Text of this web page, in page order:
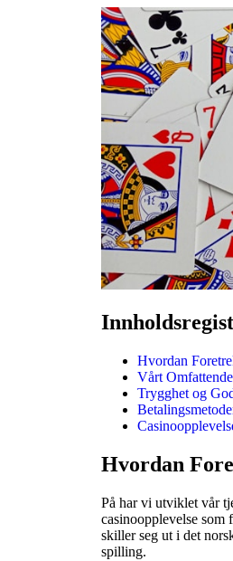
Hvordan
Vårt
Trygghet og
Hvordan
På har vi utviklet vår
casinoopplevelse
skiller seg ut i det
spilling.